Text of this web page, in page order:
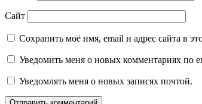
Сайт
Сохранить моё имя, email и адрес сайта в
Уведомить меня о новых комментариях по
Уведомлять меня о новых записях почтой.